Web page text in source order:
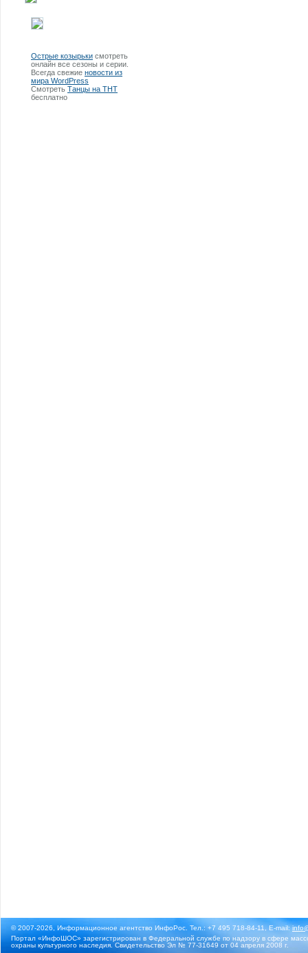
Острые козырьки смотреть
онлайн все сезоны и серии.
Всегда свежие новости из
мира WordPress
Смотреть Танцы на ТНТ
бесплатно
© 2007-2026, Информационное агентство ИнфоРос. Тел.: +7 495 718-84-11, E-mail:
Портал «ИнфоШОС» зарегистрирован в Федеральной службе по надзору в сфере
охраны культурного наследия. Свидетельство Эл № 77-31649 от 04 апреля 2008 г.